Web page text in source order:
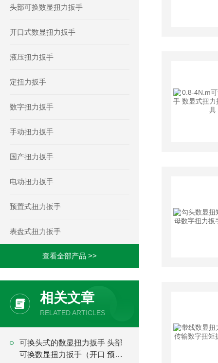
头部可换数显扭力扳手
开口式数显扭力扳手
液压扭力扳手
定扭力扳手
数字扭力扳手
手动扭力扳手
国产扭力扳手
电动扭力扳手
预置式扭力扳手
表盘式扭力扳手
查看全部产品 >>
相关文章
RELATED ARTICLES
可换头式的数显扭力扳手 头部
可换数显扭力扳手（开口 预置